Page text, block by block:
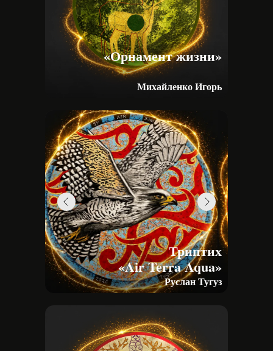
Руслан Тугуз
Триптих
«Air Terra Aqua»
Михайленко Игорь
«Орнамент жизни»